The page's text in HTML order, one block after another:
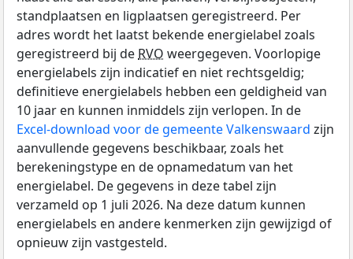
standplaatsen en ligplaatsen geregistreerd. Per
adres wordt het laatst bekende energielabel zoals
geregistreerd bij de RVO weergegeven. Voorlopige
energielabels zijn indicatief en niet rechtsgeldig;
definitieve energielabels hebben een geldigheid van
10 jaar en kunnen inmiddels zijn verlopen. In de
Excel-download voor de gemeente Valkenswaard zijn
aanvullende gegevens beschikbaar, zoals het
berekeningstype en de opnamedatum van het
energielabel. De gegevens in deze tabel zijn
verzameld op 1 juli 2026. Na deze datum kunnen
energielabels en andere kenmerken zijn gewijzigd of
opnieuw zijn vastgesteld.